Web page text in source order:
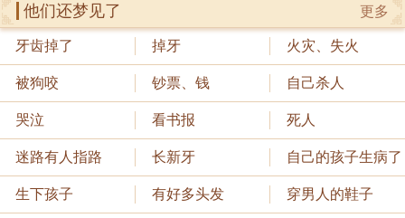
更多
他们还梦见了
牙齿掉了 掉牙 火灾、失火
被狗咬 钞票、钱 自己杀人
哭泣 看书报 死人
迷路有人指路 长新牙 自己的孩子生病了
生下孩子 有好多头发 穿男人的鞋子